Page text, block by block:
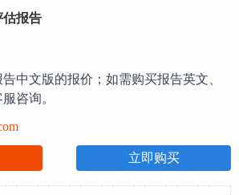
估报告
中文版的报价；如需购买报告英文、
咨询。
立即购买